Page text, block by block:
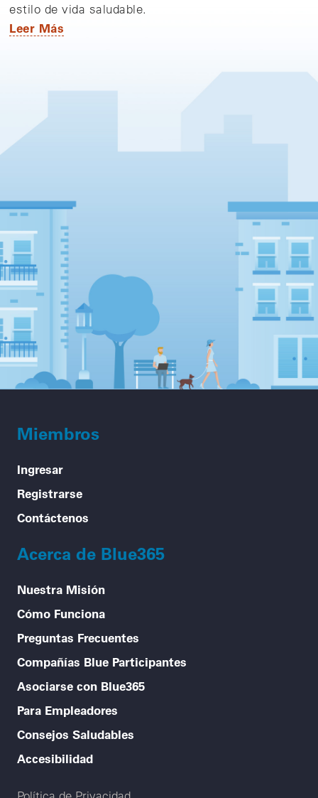
estilo de vida saludable.
Leer Más
Miembros
Ingresar
Registrarse
Contáctenos
Acerca de Blue365
Nuestra Misión
Cómo Funciona
Preguntas Frecuentes
Compañías Blue Participantes
Asociarse con Blue365
Para Empleadores
Consejos Saludables
Accesibilidad
Legal menu